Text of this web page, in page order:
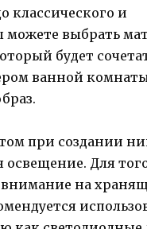
классического и
выбрать
будет
ванной
при создании
освещение. Для
внимание на